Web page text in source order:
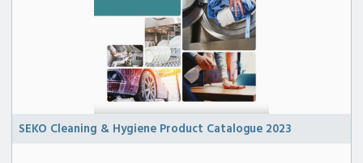
SEKO Cleaning & Hygiene Product Catalogue 2023